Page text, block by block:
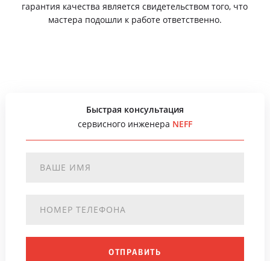
гарантия качества является свидетельством того, что
мастера подошли к работе ответственно.
Быстрая консультация
сервисного инженера NEFF
ОТПРАВИТЬ